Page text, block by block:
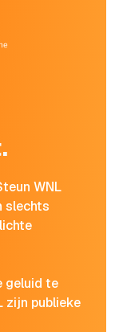
WNL
slechts
geluid te
zijn publieke